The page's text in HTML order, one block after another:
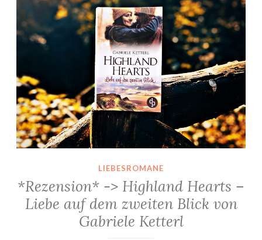
LIEBESROMANE
*Rezension* -> Highland Hearts –
Liebe auf dem zweiten Blick von
Gabriele Ketterl